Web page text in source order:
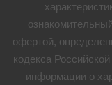
офертой,
кодекса
информации о